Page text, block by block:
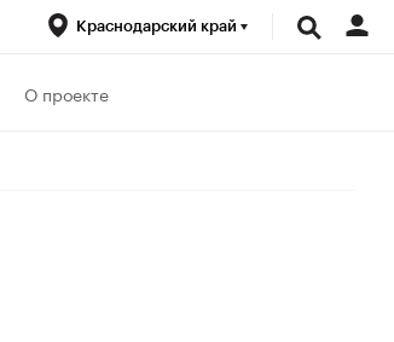
Краснодарский край
О проекте